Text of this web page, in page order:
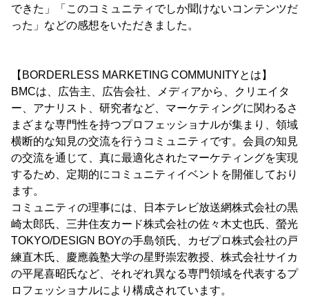
できた」「このコミュニティでしか聞けないコンテンツだ
った」などの感想をいただきました。
【BORDERLESS MARKETING COMMUNITYとは】
BMCは、広告主、広告会社、メディアから、クリエイタ
ー、アナリスト、研究者など、マーケティングに関わるさ
まざまな専門性を持つプロフェッショナルが集まり、領域
横断的な知見の交流を行うコミュニティです。会員の知見
の交流を通じて、真に最適化されたマーケティングを実現
するため、定期的にコミュニティイベントを開催しており
ます。
コミュニティの理事には、日本テレビ放送網株式会社の黒
崎太郎氏、三井住友カード株式会社の佐々木丈也氏、螢光
TOKYO/DESIGN BOYの手島領氏、カゼプロ株式会社の戸
練直木氏、慶應義塾大学の星野崇宏教授、株式会社サイカ
の平尾喜昭氏など、それぞれ異なる専門領域を代表するプ
ロフェッショナルにより構成されています。